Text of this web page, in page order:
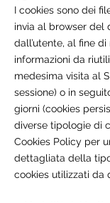
I cookies sono dei
invia al browser del
dall’utente, al fine
informazioni da
medesima visita al
sessione) o in
giorni (cookies
diverse tipologie di
Cookies Policy per
dettagliata della
cookies utilizzati da